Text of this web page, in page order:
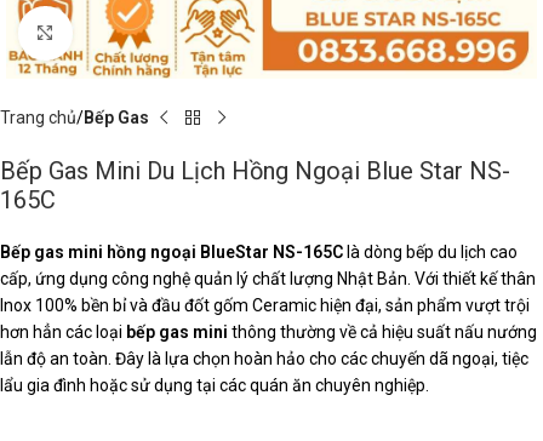
Click to enlarge
Trang chủ Bếp Gas
Bếp Gas Mini Du Lịch Hồng Ngoại Blue Star NS-
165C
Bếp gas mini hồng ngoại BlueStar NS-165C là dòng bếp du lịch cao
cấp, ứng dụng công nghệ quản lý chất lượng Nhật Bản. Với thiết kế thân
Inox 100% bền bỉ và đầu đốt gốm Ceramic hiện đại, sản phẩm vượt trội
hơn hẳn các loại bếp gas mini thông thường về cả hiệu suất nấu nướng
lẫn độ an toàn. Đây là lựa chọn hoàn hảo cho các chuyến dã ngoại, tiệc
lẩu gia đình hoặc sử dụng tại các quán ăn chuyên nghiệp.